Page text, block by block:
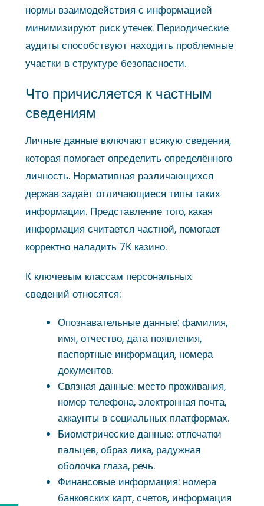
нормы взаимодействия с информацией
минимизируют риск утечек. Периодические
аудиты способствуют находить проблемные
участки в структуре безопасности.
Что причисляется к частным
сведениям
Личные данные включают всякую сведения,
которая помогает определить определённого
личность. Нормативная различающихся
держав задаёт отличающиеся типы таких
информации. Представление того, какая
информация считается частной, помогает
корректно наладить 7К казино.
К ключевым классам персональных
сведений относятся:
Опознавательные данные: фамилия,
имя, отчество, дата появления,
паспортные информация, номера
документов.
Связная данные: место проживания,
номер телефона, электронная почта,
аккаунты в социальных платформах.
Биометрические данные: отпечатки
пальцев, образ лика, радужная
оболочка глаза, речь.
Финансовые информация: номера
банковских карт, счетов, информация